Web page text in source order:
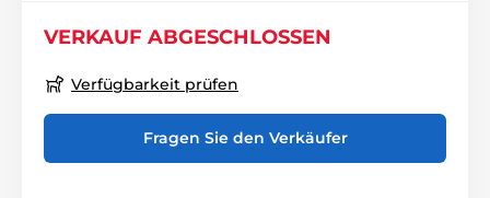
VERKAUF ABGESCHLOSSEN
Verfügbarkeit prüfen
Fragen Sie den Verkäufer